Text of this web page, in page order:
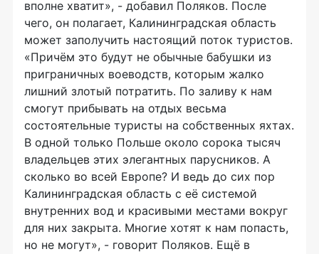
вполне хватит», - добавил Поляков. После
чего, он полагает, Калининградская область
может заполучить настоящий поток туристов.
«Причём это будут не обычные бабушки из
приграничных воеводств, которым жалко
лишний злотый потратить. По заливу к нам
смогут прибывать на отдых весьма
состоятельные туристы на собственных яхтах.
В одной только Польше около сорока тысяч
владельцев этих элегантных парусников. А
сколько во всей Европе? И ведь до сих пор
Калининградская область с её системой
внутренних вод и красивыми местами вокруг
для них закрыта. Многие хотят к нам попасть,
но не могут», - говорит Поляков. Ещё в